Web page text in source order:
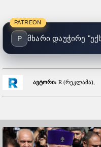
PATREON
P მხარი დაუჭირე
ავტორი: R (რეკლამა),